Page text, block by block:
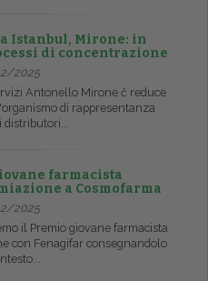
a Istanbul, Mirone: in
di concentrazione
2025
Antonello Mirone č reduce
di rappresentanza
distributori...
farmacista
a Cosmofarma
2025
il Premio giovane farmacista
con Fenagifar consegnandolo